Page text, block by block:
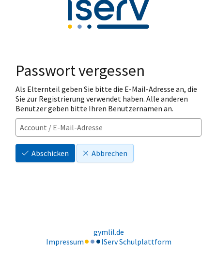
Passwort vergessen
Als Elternteil geben Sie bitte die E-Mail-Adresse an, die
Sie zur Registrierung verwendet haben. Alle anderen
Benutzer geben bitte Ihren Benutzernamen an.
Abschicken Abbrechen
gymlil.de
Impressum
IServ Schulplattform